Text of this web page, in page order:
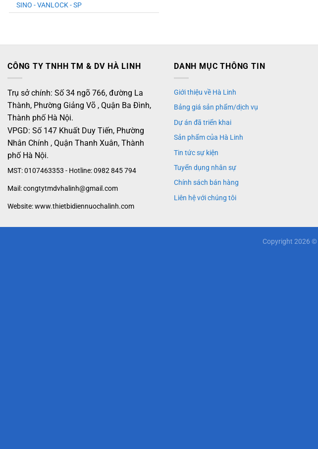
SINO - VANLOCK - SP
CÔNG TY TNHH TM & DV HÀ LINH
Trụ sở chính: Số 34 ngõ 766, đường La
Thành, Phường Giảng Võ , Quận Ba Đình,
Thành phố Hà Nội.
VPGD: Số 147 Khuất Duy Tiến, Phường
Nhân Chính , Quận Thanh Xuân, Thành
phố Hà Nội.
MST: 0107463353 - Hotline: 0982 845 794
Mail: congtytmdvhalinh@gmail.com
Website: www.thietbidiennuochalinh.com
DANH MỤC THÔNG TIN
Giới thiệu về Hà Linh
Bảng giá sản phẩm/dịch vụ
Dự án đã triển khai
Sản phẩm của Hà Linh
Tin tức sự kiện
Tuyển dụng nhân sự
Chính sách bán hàng
Liên hệ với chúng tôi
Copyright 2026 ©